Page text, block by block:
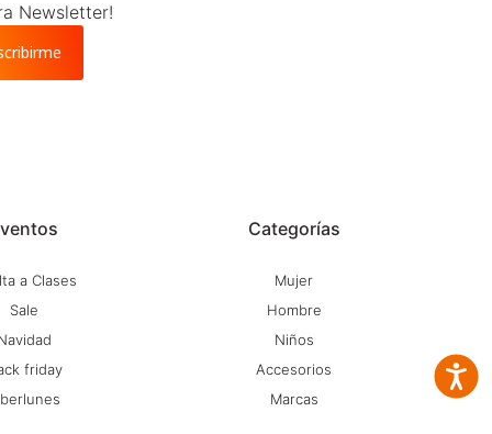
a Clases
Sale
friday
Categorías
Mujer
Hombre
Niños
Accesorios
Marcas
Newsletter!